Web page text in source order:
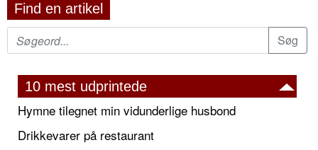
Find en artikel
10 mest udprintede
Hymne tilegnet min vidunderlige husbond
Drikkevarer på restaurant